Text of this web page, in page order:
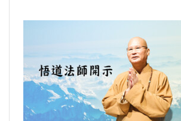
曾經說，「備頭陀是乘願再來度化
啊！」當然這個祖師大德大徹大
世修的，那也是多生多世，這樣不
到了這一生，善根福德因緣成熟了
時候他就大徹大悟。所以這一生
絕對不是偶然的，像《無量壽經》
出家人的尼師壇，就是坐具。現在
有拿來拜佛，《沙彌律儀》講，
是給你坐的，不是拿來拜佛的。「
把它鋪在地上。鋪在地上，『誦法
誦《妙法蓮華經》，『誓見嶽帝
見東嶽大帝。求見東嶽大帝做什麼
算是很孝順。但是有一天他兒子
歲，忽然在電車上就過世了，所
傷心欲絕，她先生也哭得眼睛快不
更嚴重，因為做母親的人更是思念
快瞎掉了。我們看到《俞淨意公
淨意生了五個兒子，四個女兒，死
人，因為學佛的人他還包括超度
本願經》就是佛門的孝經，所以
不讀，因為它是孝經。世出世間法
的基礎上，不是說你出家了就不用
講，出家那個孝要比一般世間人
滿，這個才是最大的孝。如果勸父
這樁事情，很多都受到感化。受
來不知道要去孝養父母的，很多
養父母了。
這也是一種教學，他這個教學
還有身教。身教比言教更殊勝，他
『佛言：汝母罪重』，佛就講
的時候，罪業很重。這個是什麼罪
是慳貪，慳吝，貪欲，慳貪的心很
墮到餓鬼道。貪心墮餓鬼，瞋恚
畜生。貪心很重。我們想一想，我
歐陽修等人」。你看這些人，從
有名的宰相，以後的人對這些人
這些人比起孔子那個時候的冉求、
麼樣？「也未必能比得上啊！」還
「如是六群比丘殊勝後人又有什
呢？」六群比丘以後的這些祖師大